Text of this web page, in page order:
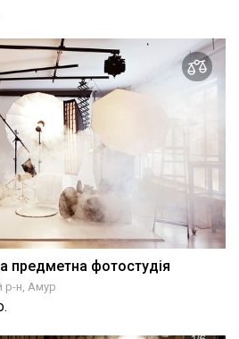
предметна фотостудія
р-н, Амур